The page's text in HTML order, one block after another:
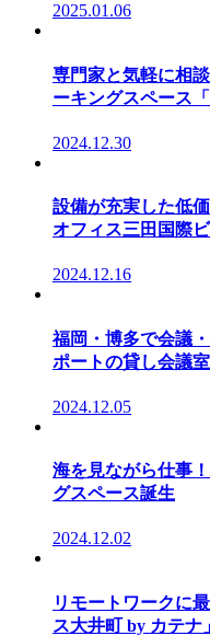
2025.01.06
専門家と気軽に相
ーキングスペース「
2024.12.30
設備が充実した低
オフィス三田国際ビ
2024.12.16
福岡・博多で会議
ポートの貸し会議
2024.12.05
海を見ながら仕事
グスペース誕生
2024.12.02
リモートワークに
ス大井町 by カテナ」